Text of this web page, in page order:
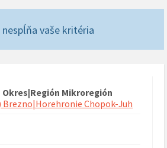
vaše kritéria
Okres|Región Mikroregión
Brezno|Horehronie Chopok-Juh